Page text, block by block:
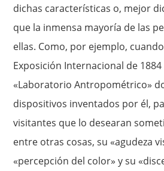
dichas características o, mejor
que la in­mensa mayoría de las
ellas. Como, por ejem­plo,
Exposición Internacional de
«Laboratorio Antropométrico»
dispositivos inventados por él,
visitantes que lo desearan
entre otras cosas, su «agudeza
«percepción del color» y su